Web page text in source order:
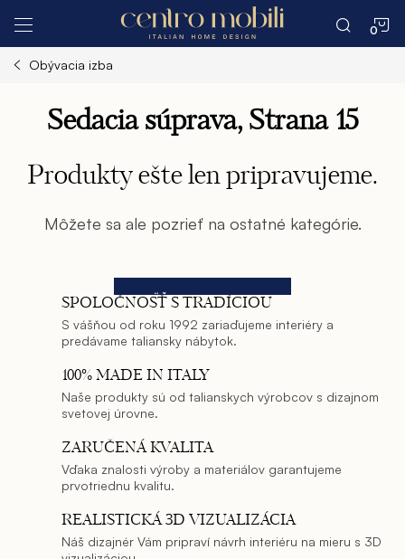
Obývacia izba
Sedacia súprava, Strana 15
Produkty ešte len pripravujeme.
Môžete sa ale pozrieť na ostatné kategórie.
SPÄŤ DO OBCHODU
SPOLOČNOSŤ S TRADÍCIOU
S vášňou od roku 1992 zariaďujeme interiéry a
predávame taliansky nábytok.
100% MADE IN ITALY
Naše produkty sú od talianskych výrobcov s dizajnom
svetovej úrovne.
ZARUČENÁ KVALITA
Vďaka znalosti výroby a materiálov garantujeme
prvotriednu kvalitu.
REALISTICKÁ 3D VIZUALIZÁCIA
Náš dizajnér Vám pripraví návrh interiéru na mieru s 3D